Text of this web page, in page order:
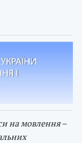
на мовлення –